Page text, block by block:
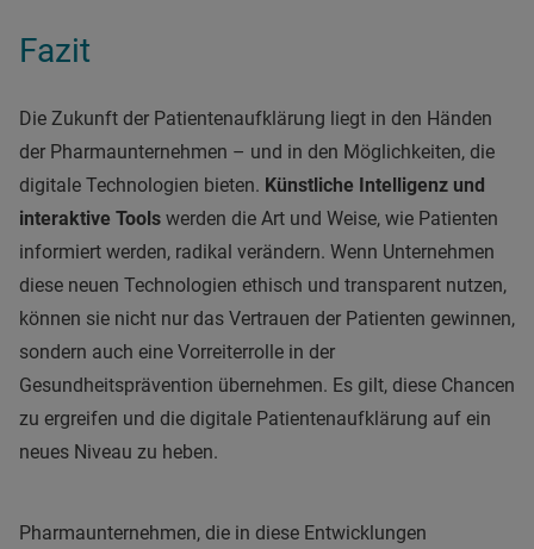
Fazit
Die Zukunft der Patientenaufklärung liegt in den Händen
der Pharmaunternehmen – und in den Möglichkeiten, die
digitale Technologien bieten. Künstliche Intelligenz und
interaktive Tools werden die Art und Weise, wie Patienten
informiert werden, radikal verändern. Wenn Unternehmen
diese neuen Technologien ethisch und transparent nutzen,
können sie nicht nur das Vertrauen der Patienten gewinnen,
sondern auch eine Vorreiterrolle in der
Gesundheitsprävention übernehmen. Es gilt, diese Chancen
zu ergreifen und die digitale Patientenaufklärung auf ein
neues Niveau zu heben.
Pharmaunternehmen, die in diese Entwicklungen